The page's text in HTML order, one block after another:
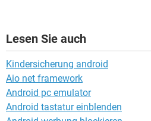
Lesen Sie auch
Kindersicherung android
Aio net framework
Android pc emulator
Android tastatur einblenden